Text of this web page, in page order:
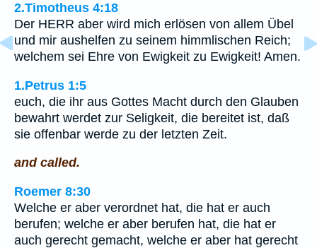
2.Timotheus 4:18
Der HERR aber wird mich erlösen von allem Übel
und mir aushelfen zu seinem himmlischen Reich;
welchem sei Ehre von Ewigkeit zu Ewigkeit! Amen.
1.Petrus 1:5
euch, die ihr aus Gottes Macht durch den Glauben
bewahrt werdet zur Seligkeit, die bereitet ist, daß
sie offenbar werde zu der letzten Zeit.
and called.
Roemer 8:30
Welche er aber verordnet hat, die hat er auch
berufen; welche er aber berufen hat, die hat er
auch gerecht gemacht, welche er aber hat gerecht